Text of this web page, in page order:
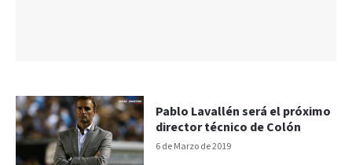
6 de Marzo de 2019
Pablo Lavallén será el próximo
director técnico de Colón